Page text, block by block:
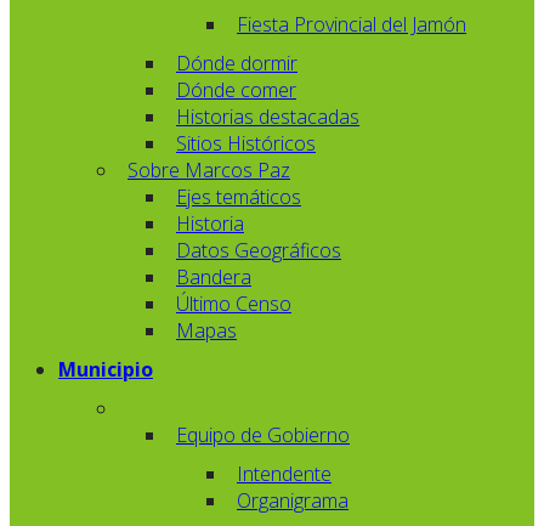
Fiesta Provincial del Jamón
Dónde dormir
Dónde comer
Historias destacadas
Sitios Históricos
Sobre Marcos Paz
Ejes temáticos
Historia
Datos Geográficos
Bandera
Último Censo
Mapas
Municipio
Equipo de Gobierno
Intendente
Organigrama